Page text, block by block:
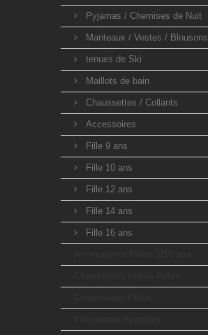
Pyjamas / Chemises de Nuit
Manteaux / Vestes / Blousons
tenues de Ski
Maillots de bain
Chaussettes / Collants
Accessoires
Fille 9 ans
Fille 10 ans
Fille 12 ans
Fille 14 ans
Fille 16 ans